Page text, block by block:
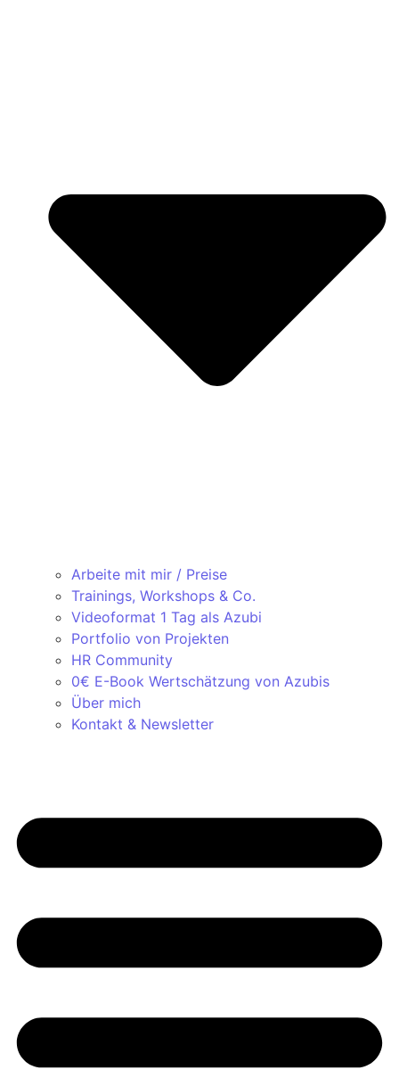
Arbeite mit mir / Preise
Trainings, Workshops & Co.
Videoformat 1 Tag als Azubi
Portfolio von Projekten
HR Community
0€ E-Book Wertschätzung von Azubis
Über mich
Kontakt & Newsletter